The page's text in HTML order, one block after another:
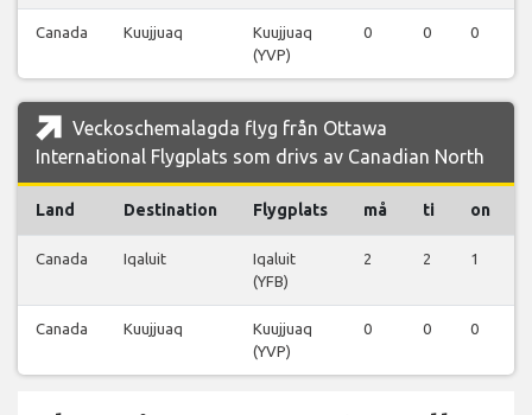
Canada Kuujjuaq
Kuujjuaq
(YVP)
0 0 0
Veckoschemalagda flyg från Ottawa
International Flygplats som drivs av Canadian North
Land Destination Flygplats må ti on
Canada Iqaluit
Iqaluit
(YFB)
2 2 1
Canada Kuujjuaq
Kuujjuaq
(YVP)
0 0 0